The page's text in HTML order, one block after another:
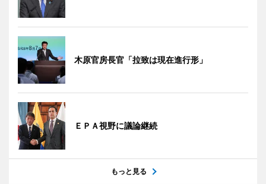
木原官房長官「拉致は現在進行形」
ＥＰＡ視野に議論継続
もっと見る